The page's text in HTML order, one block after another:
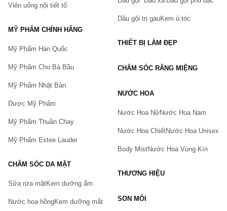
vụ thanh toán, giao hàng vô cùng tiện lợi và vận chuyển
nhanh chóng đáp ứng mọi yêu cầu của khách hàng.
Để mua son kem chính hãng, giá tốt, truy cập website Chiaki
ngay hôm nay hoặc liên hệ tới Hotline
được tư vấn miễn phí!
Hãy báo lỗi cho chúng tôi. Hoặc gọi cho chúng tôi qua số
Viên uống nội tiết tố
MỸ PHẨM CHÍNH HÃNG
Mỹ Phẩm Hàn Quốc
Mỹ Phẩm Cho Bà Bầu
Mỹ Phẩm Nhật Bản
Dược Mỹ Phẩm
Mỹ Phẩm Thuần Chay
Mỹ Phẩm Estee Lauder
CHĂM SÓC DA MẶT
Sữa rửa mặtKem dưỡng ẩm
Nước hoa hồngKem dưỡng mắt
Dầu gội trị gàuKem ủ tóc
THIẾT BỊ LÀM ĐẸP
CHĂM SÓC RĂNG MIỆNG
NƯỚC HOA
Nước Hoa NữNước Hoa Nam
Nước Hoa ChiếtNước Hoa Unisex
Body MistNước Hoa Vùng Kín
THƯƠNG HIỆU
SON MÔI